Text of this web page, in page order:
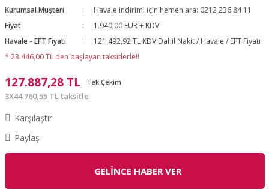
Kurumsal Müşteri
Havale indirimi için hemen ara: 0212 236 84 11
Fiyat
1.940,00 EUR + KDV
Havale - EFT Fiyatı
121.492,92 TL KDV Dahil Nakit / Havale / EFT Fiyatı
* 23.446,00 TL den başlayan taksitlerle!!
127.887,28 TL Tek Çekim
3X44.760,55 TL taksitle
Karşılaştır
Paylaş
GELİNCE HABER VER